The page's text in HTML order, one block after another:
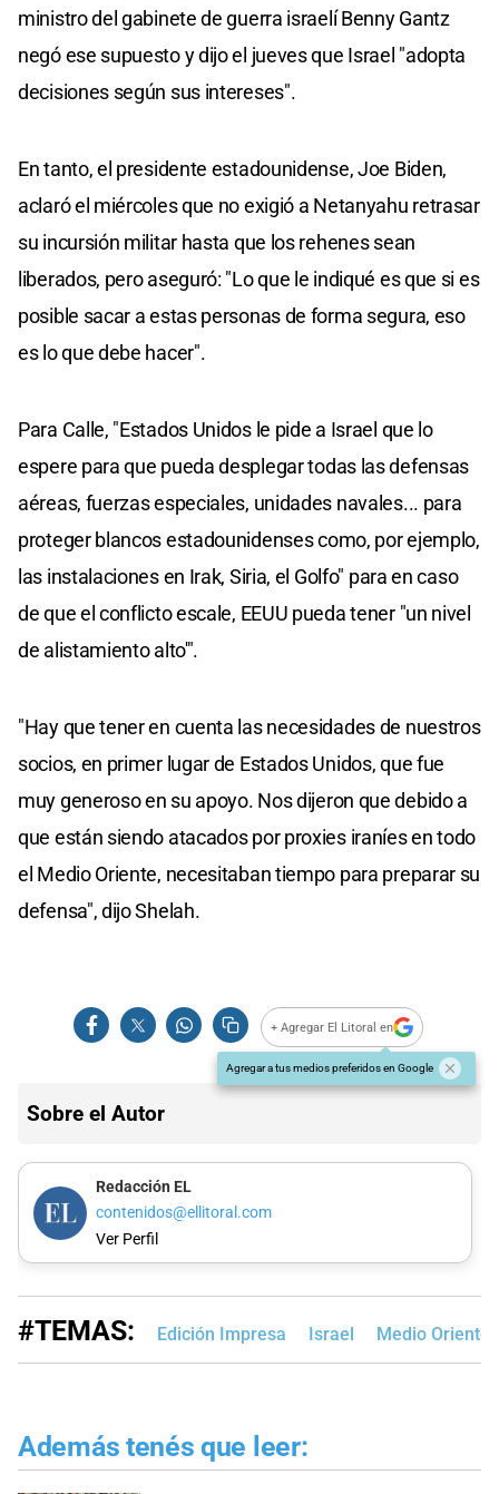
ministro del gabinete de guerra israelí Benny Gantz
negó ese supuesto y dijo el jueves que Israel "adopta
decisiones según sus intereses".
En tanto, el presidente estadounidense, Joe Biden,
aclaró el miércoles que no exigió a Netanyahu retrasar
su incursión militar hasta que los rehenes sean
liberados, pero aseguró: "Lo que le indiqué es que si es
posible sacar a estas personas de forma segura, eso
es lo que debe hacer".
Para Calle, "Estados Unidos le pide a Israel que lo
espere para que pueda desplegar todas las defensas
aéreas, fuerzas especiales, unidades navales... para
proteger blancos estadounidenses como, por ejemplo,
las instalaciones en Irak, Siria, el Golfo" para en caso
de que el conflicto escale, EEUU pueda tener "un nivel
de alistamiento alto'".
"Hay que tener en cuenta las necesidades de nuestros
socios, en primer lugar de Estados Unidos, que fue
muy generoso en su apoyo. Nos dijeron que debido a
que están siendo atacados por proxies iraníes en todo
el Medio Oriente, necesitaban tiempo para preparar su
defensa", dijo Shelah.
+ Agregar El Litoral en
Agregar a tus medios preferidos en Google
Sobre el Autor
Redacción EL
contenidos@ellitoral.com
Ver Perfil
#TEMAS: Edición Impresa Israel Medio Oriente
Además tenés que leer: